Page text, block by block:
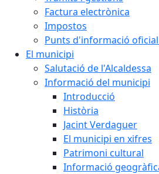
Factura electrònica
Impostos
Punts d'informació
El municipi
Salutació de l'Alcaldessa
Informació del municipi
Introducció
Història
Jacint Verdaguer
El municipi en xifres
Patrimoni cultural
Informació